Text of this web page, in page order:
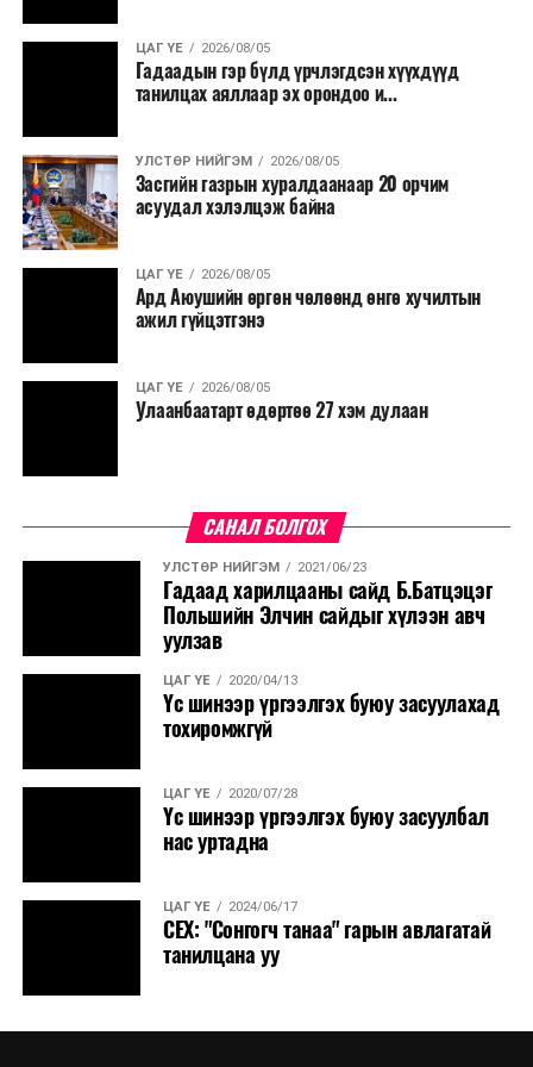
дулаанаар хангана. Мөн нийслэлийн дулаан
хангамжийн хүчин чадлыг нэмэгдүүлж, шинээр
хөгжиж буй орон сууцны хорооллуудын найдвартай
дулаан хангамжийг бүрдүүлэх, өвлийн оргил ачааллын
үеийн ачааллыг бууруулахад чухал хувь нэмэр оруулах
юм.
ЦАГ ҮЕ 2026/08/05
Гадаадын гэр бүлд үрчлэгдсэн хүүхдүүд
танилцах аяллаар эх орондоо и...
УЛСТӨР НИЙГЭМ 2026/08/05
Засгийн газрын хуралдаанаар 20 орчим
асуудал хэлэлцэж байна
ЦАГ ҮЕ 2026/08/05
Ард Аюушийн өргөн чөлөөнд өнгө хучилтын
ажил гүйцэтгэнэ
ЦАГ ҮЕ 2026/08/05
Улаанбаатарт өдөртөө 27 хэм дулаан
САНАЛ БОЛГОХ
УЛСТӨР НИЙГЭМ 2021/06/23
Гадаад харилцааны сайд Б.Батцэцэг
Польшийн Элчин сайдыг хүлээн авч
уулзав
ЦАГ ҮЕ 2020/04/13
Үс шинээр үргээлгэх буюу засуулахад
тохиромжгүй
ЦАГ ҮЕ 2020/07/28
Үс шинээр үргээлгэх буюу засуулбал
нас уртадна
ЦАГ ҮЕ 2024/06/17
СЕХ: "Сонгогч танаа" гарын авлагатай
танилцана уу